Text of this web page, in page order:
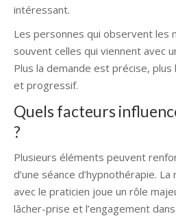
intéressant.
Les personnes qui observent les
souvent celles qui viennent avec
Plus la demande est précise,
et progressif.
Quels facteurs
?
Plusieurs éléments peuvent
d’une séance d’hypnothérapie.
avec le praticien joue un rôle
lâcher-prise et l’engagement